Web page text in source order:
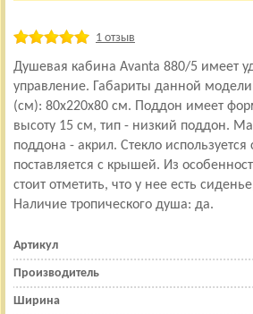
1 отзыв
Душевая кабина Avanta 880/5 имеет
управление. Габариты данной
(см): 80x220x80 см. Поддон имеет
высоту 15 см, тип - низкий поддон.
поддона - акрил. Стекло
поставляется с крышей. Из
стоит отметить, что у нее есть
Наличие тропического душа: да.
Артикул
Производитель
Ширина